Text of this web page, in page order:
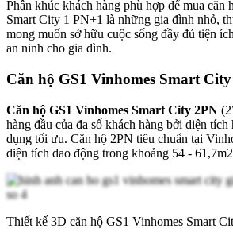
Phân khúc khách hàng phù hợp để mua căn
Smart City 1 PN+1 là những gia đình nhỏ,
mong muốn sở hữu cuộc sống đầy đủ tiện
an ninh cho gia đình.
Căn hộ GS1 Vinhomes Smart
Căn hộ GS1 Vinhomes Smart City 2PN
hàng đầu của đa số khách hàng bởi diện
dụng tối ưu. Căn hộ 2PN tiêu chuẩn tại
diện tích dao động trong khoảng 54 -
Thiết kế 3D căn hộ GS1 Vinhomes Smart